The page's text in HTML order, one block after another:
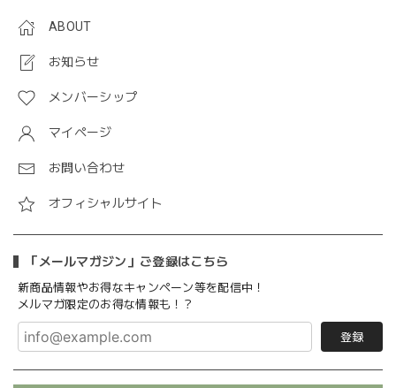
ABOUT
お知らせ
メンバーシップ
マイページ
お問い合わせ
オフィシャルサイト
「メールマガジン」ご登録はこちら
新商品情報やお得なキャンペーン等を配信中！
メルマガ限定のお得な情報も！？
登録